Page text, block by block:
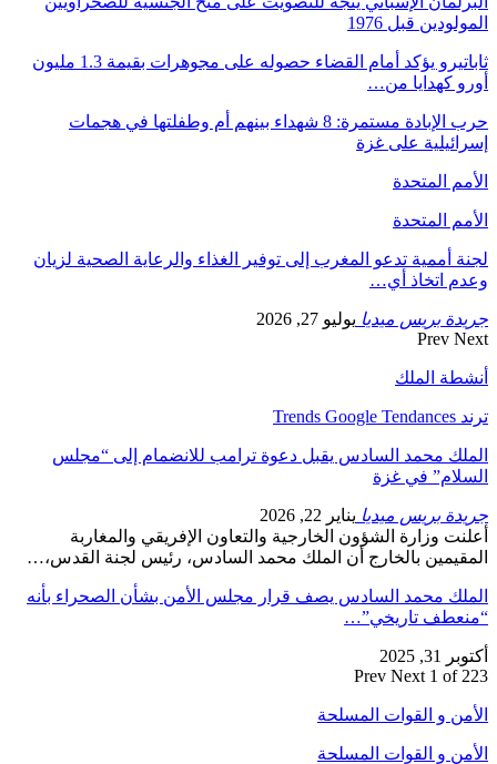
المولودين قبل 1976
ثاباتيرو يؤكد أمام القضاء حصوله على مجوهرات بقيمة 1.3 مليون
أورو كهدايا من…
حرب الإبادة مستمرة: 8 شهداء بينهم أم وطفلتها في هجمات
إسرائيلية على غزة
الأمم المتحدة
الأمم المتحدة
لجنة أممية تدعو المغرب إلى توفير الغذاء والرعاية الصحية لزيان
وعدم اتخاذ أي…
جريدة بريس ميديا يوليو 27, 2026
Prev Next
أنشطة الملك
ترند Trends Google Tendances
الملك محمد السادس يقبل دعوة ترامب للانضمام إلى “مجلس
السلام” في غزة
جريدة بريس ميديا يناير 22, 2026
أعلنت وزارة الشؤون الخارجية والتعاون الإفريقي والمغاربة
المقيمين بالخارج أن الملك محمد السادس، رئيس لجنة القدس،…
الملك محمد السادس يصف قرار مجلس الأمن بشأن الصحراء بأنه
“منعطف تاريخي”…
أكتوبر 31, 2025
Prev Next 1 of 223
الأمن و القوات المسلحة
الأمن و القوات المسلحة